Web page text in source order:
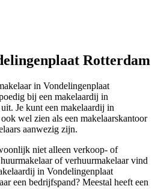
Rotterdam
in Vondelingenplaat
bij een makelaardij in
Je kunt een makelaardij in
wel zien als een makelaarskantoor
aanwezig zijn.
niet alleen verkoop- of
of verhuurmakelaar vind
in Vondelingenplaat
een bedrijfspand? Meestal heeft een